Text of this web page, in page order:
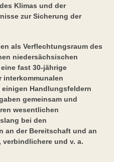
Klimas und der
zur Sicherung der
als Verflechtungsraum des
niedersächsischen
fast 30-jährige
interkommunalen
Handlungsfeldern
gemeinsam und
wesentlichen
bei den
an der Bereitschaft und an
und v. a.